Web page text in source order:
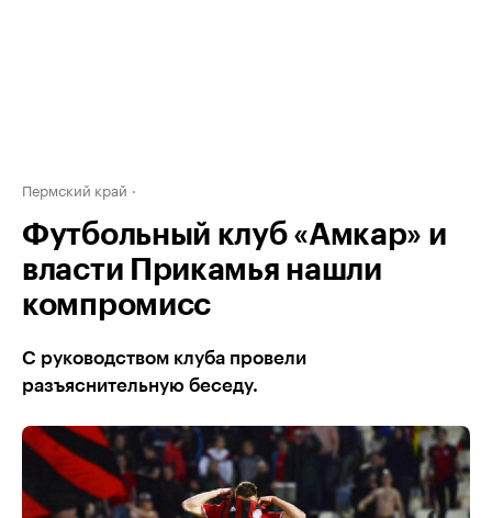
Пермский край
Футбольный клуб «Амкар» и
власти Прикамья нашли
компромисс
С руководством клуба провели
разъяснительную беседу.